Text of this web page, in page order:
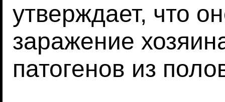
утверждает, что
заражение
патогенов из